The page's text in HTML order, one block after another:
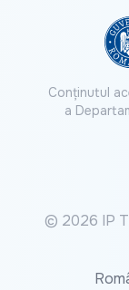
Conținutul
a
© 2026 IP